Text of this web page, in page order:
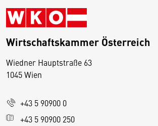
Wirtschaftskammer Österreich
Wiedner Hauptstraße 63
1045 Wien
+43 5 90900 0
+43 5 90900 250
D
s
e